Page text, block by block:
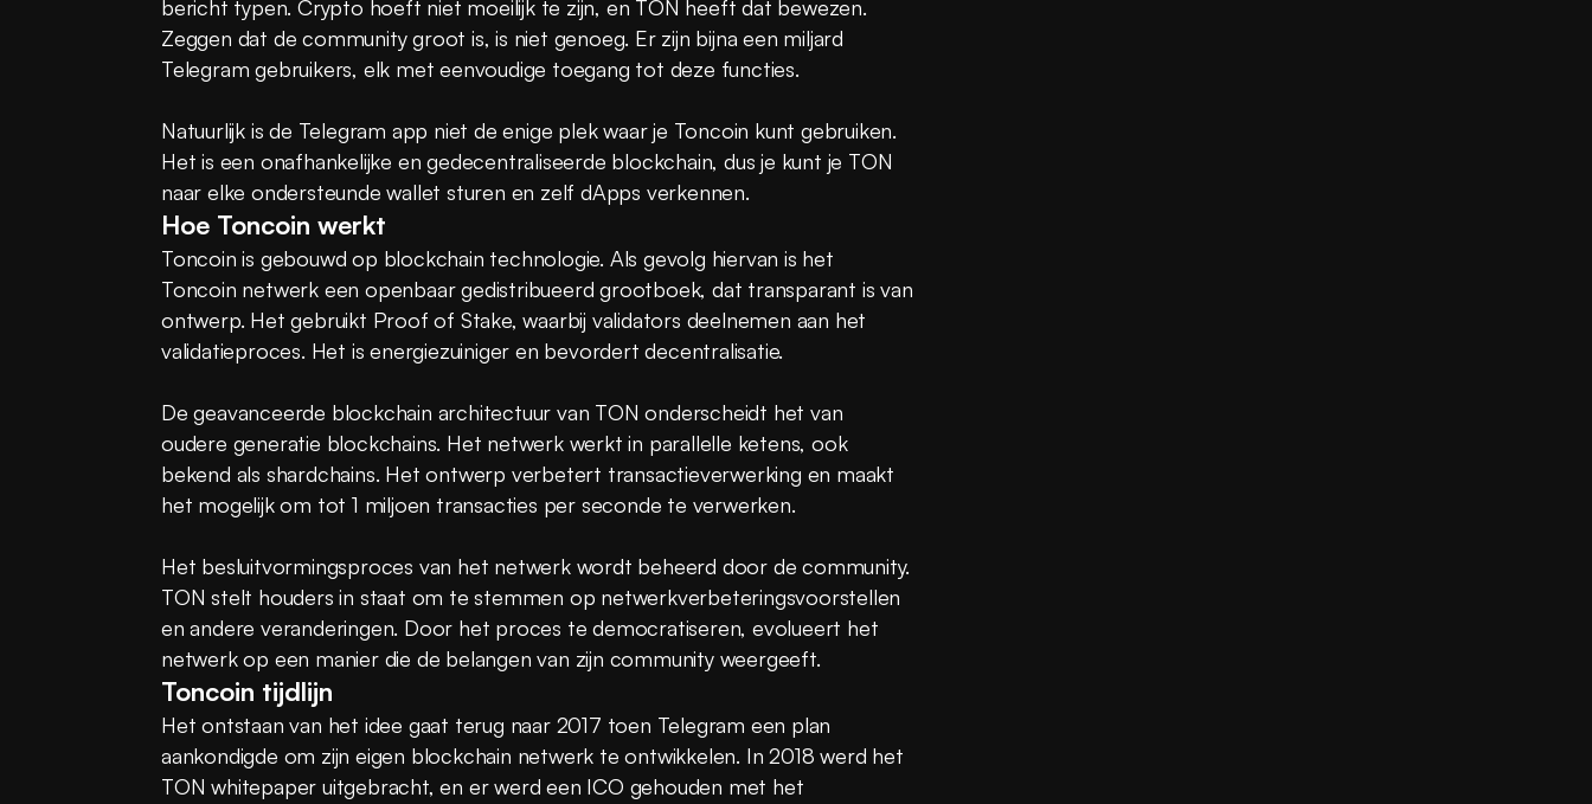
bericht typen. Crypto hoeft niet moeilijk te zijn, en TON heeft dat bewezen.
Zeggen dat de community groot is, is niet genoeg. Er zijn bijna een miljard
Telegram gebruikers, elk met eenvoudige toegang tot deze functies.
Natuurlijk is de Telegram app niet de enige plek waar je Toncoin kunt gebruiken.
Het is een onafhankelijke en gedecentraliseerde blockchain, dus je kunt je TON
naar elke ondersteunde wallet sturen en zelf dApps verkennen.
Hoe Toncoin werkt
Toncoin is gebouwd op blockchain technologie. Als gevolg hiervan is het
Toncoin netwerk een openbaar gedistribueerd grootboek, dat transparant is van
ontwerp. Het gebruikt Proof of Stake, waarbij validators deelnemen aan het
validatieproces. Het is energiezuiniger en bevordert decentralisatie.
De geavanceerde blockchain architectuur van TON onderscheidt het van
oudere generatie blockchains. Het netwerk werkt in parallelle ketens, ook
bekend als shardchains. Het ontwerp verbetert transactieverwerking en maakt
het mogelijk om tot 1 miljoen transacties per seconde te verwerken.
Het besluitvormingsproces van het netwerk wordt beheerd door de community.
TON stelt houders in staat om te stemmen op netwerkverbeteringsvoorstellen
en andere veranderingen. Door het proces te democratiseren, evolueert het
netwerk op een manier die de belangen van zijn community weergeeft.
Toncoin tijdlijn
Het ontstaan van het idee gaat terug naar 2017 toen Telegram een plan
aankondigde om zijn eigen blockchain netwerk te ontwikkelen. In 2018 werd het
TON whitepaper uitgebracht, en er werd een ICO gehouden met het